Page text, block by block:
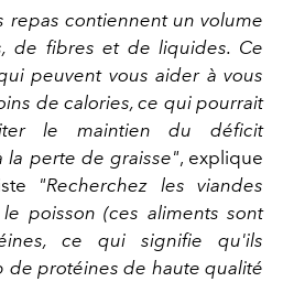
repas contiennent un volume
de fibres et de liquides. Ce
peuvent vous aider à vous
de calories, ce qui pourrait
le maintien du déficit
la perte de graisse", explique
"Recherchez les viandes
poisson (ces aliments sont
ce qui signifie qu'ils
de protéines de haute qualité